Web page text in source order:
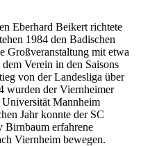
Eberhard Beikert richtete
1984 den Badischen
Großveranstaltung mit etwa
Verein in den Saisons
von der Landesliga über
wurden der Viernheimer
Mannheim
Jahr konnte der SC
Birnbaum erfahrene
Viernheim bewegen.